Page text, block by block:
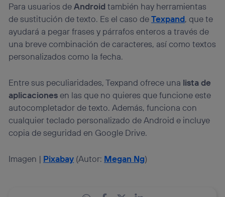
Para usuarios deAndroidtambién hay herramientas
de sustitución de texto. Es el caso deTexpand, que te
ayudará a pegar frases y párrafos enteros a través de
una breve combinación de caracteres, así como textos
personalizados como la fecha.
Entre sus peculiaridades, Texpand ofrece una lista de
aplicacionesen las que no quieres que funcione este
autocompletador de texto. Además, funciona con
cualquier teclado personalizado de Android e incluye
copia de seguridad en Google Drive.
Imagen | Pixabay (Autor: Megan Ng)